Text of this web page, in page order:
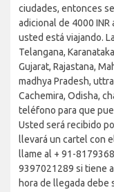
ciudades, entonces
adicional de 4000
usted está viajando.
Telangana,
Gujarat, Rajastana,
madhya Pradesh,
Cachemira, Odisha,
teléfono para que
Usted será recibido
llevará un cartel con
llame al + 91-
9397021289 si tiene
hora de llegada debe